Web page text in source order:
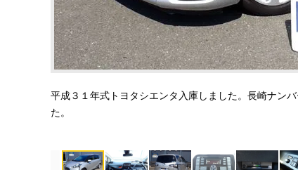
平成３１年式トヨタシエンタ入庫しました。長崎ナン
た。